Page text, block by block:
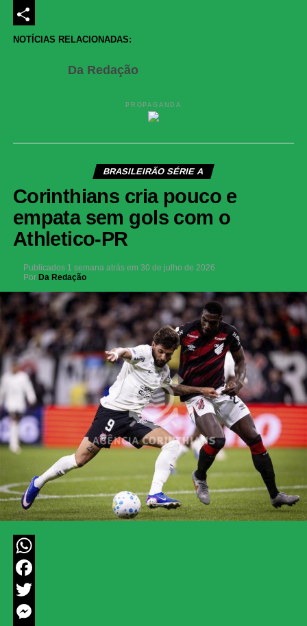
LinkedIn
Share
NOTÍCIAS RELACIONADAS:
Da Redação
PROPAGANDA
BRASILEIRÃO SÉRIE A
Corinthians cria pouco e
empata sem gols com o
Athletico-PR
Publicados 1 semana atrás em 30 de julho de 2026
Por Da Redação
WhatsApp
Facebook
Twitter